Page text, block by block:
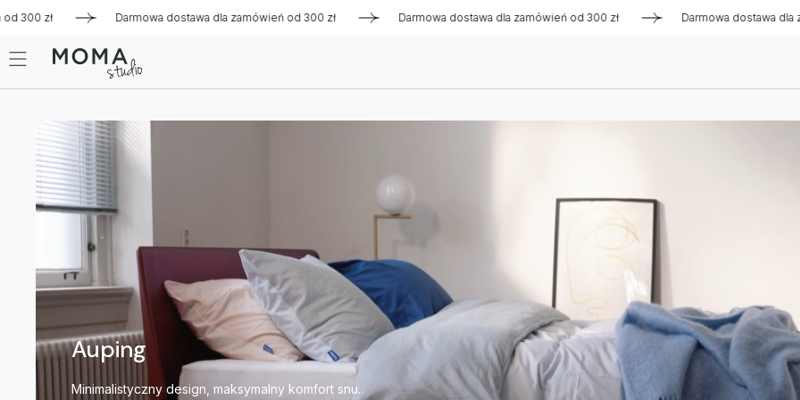
Darmowa dostawa dla zamówień od 300 zł Darmowa dostawa dla zamówień od 300 zł Darmowa dostawa dla zamówień od
Auping
Minimalistyczny design, maksymalny komfort snu.